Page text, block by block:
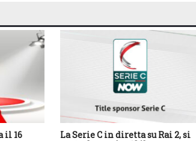
il 16
La Serie C in diretta su Rai 2, si